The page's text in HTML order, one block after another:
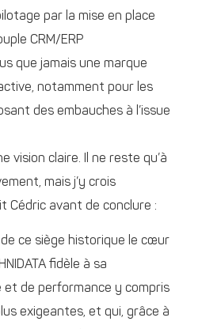
par la mise en place
CRM/ERP
que jamais une marque
notamment pour les
des embauches à l’issue
vision claire. Il ne reste qu’à
mais j’y crois
Cédric avant de conclure :
ce siège historique le cœur
fidèle à sa
de performance y compris
exigeantes, et qui, grâce à